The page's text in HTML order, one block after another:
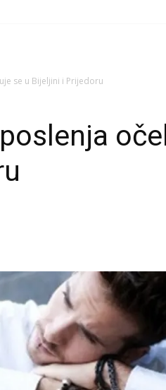
se u Bijeljini i Prijedoru